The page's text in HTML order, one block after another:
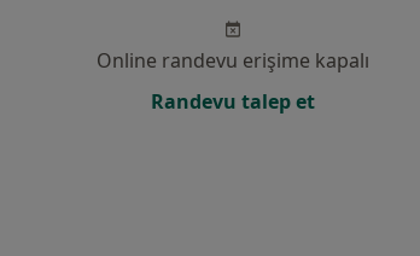
Online randevu erişime kapalı
Randevu talep et